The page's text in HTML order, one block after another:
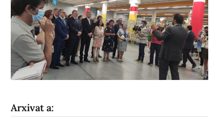
Arxivat a: